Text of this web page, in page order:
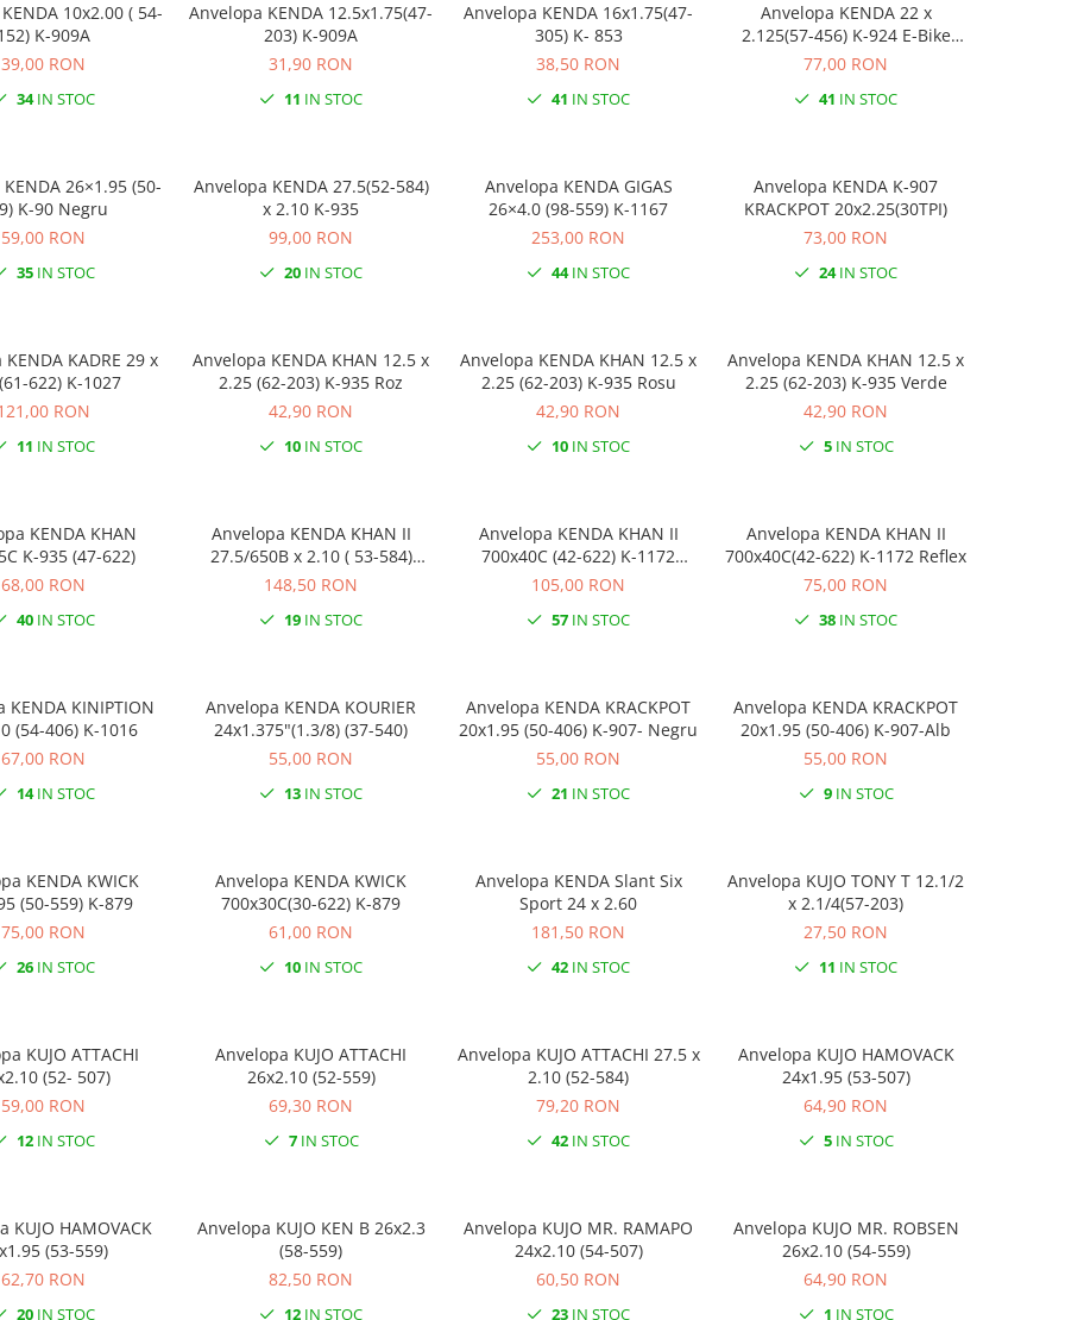
10x2.00 ( 54-
K-909A
39,00 RON
34IN STOC
Anvelopa KENDA 12.5x1.75(47-
203) K-909A
31,90 RON
11 IN STOC
Anvelopa KENDA 16x1.75(47-
305) K- 853
38,50 RON
41 IN STOC
Anvelopa KENDA 22 x
2.125(57-456) K-924 E-Bike
Negru
77,00 RON
41 IN STOC
26×1.95 (50-
K-90 Negru
59,00 RON
35 IN STOC
Anvelopa KENDA 27.5(52-584)
x 2.10 K-935
99,00 RON
20 IN STOC
Anvelopa KENDA GIGAS
26×4.0 (98-559) K-1167
253,00 RON
44IN STOC
Anvelopa KENDA K-907
KRACKPOT 20x2.25(30TPI)
73,00 RON
24IN STOC
KADRE 29 x
622) K-1027
RON
11 IN STOC
Anvelopa KENDA KHAN 12.5 x
2.25 (62-203) K-935 Roz
42,90 RON
10 IN STOC
Anvelopa KENDA KHAN 12.5 x
2.25 (62-203) K-935 Rosu
42,90 RON
10 IN STOC
Anvelopa KENDA KHAN 12.5 x
2.25 (62-203) K-935 Verde
42,90 RON
5IN STOC
KENDA KHAN
K-935 (47-622)
68,00 RON
40 IN STOC
Anvelopa KENDA KHAN II
27.5/650B x 2.10 ( 53-584)
Reflex E-Bike
148,50 RON
19 IN STOC
Anvelopa KENDA KHAN II
700x40C (42-622) K-1172
Crem/Reflex
105,00 RON
57 IN STOC
Anvelopa KENDA KHAN II
700x40C(42-622) K-1172 Reflex
75,00 RON
38 IN STOC
KENDA KINIPTION
(54-406) K-1016
67,00 RON
14IN STOC
Anvelopa KENDA KOURIER
24x1.375"(1.3/8) (37-540)
55,00 RON
13 IN STOC
Anvelopa KENDA KRACKPOT
20x1.95 (50-406) K-907- Negru
55,00 RON
21 IN STOC
Anvelopa KENDA KRACKPOT
20x1.95 (50-406) K-907-Alb
55,00 RON
9IN STOC
KENDA KWICK
(50-559) K-879
75,00 RON
26 IN STOC
Anvelopa KENDA KWICK
700x30C(30-622) K-879
61,00 RON
10 IN STOC
Anvelopa KENDA Slant Six
Sport 24 x 2.60
181,50 RON
42 IN STOC
Anvelopa KUJO TONY T 12.1/2
x 2.1/4(57-203)
27,50 RON
11 IN STOC
KUJO ATTACHI
(52- 507)
59,00 RON
12 IN STOC
Anvelopa KUJO ATTACHI
26x2.10 (52-559)
69,30 RON
7IN STOC
Anvelopa KUJO ATTACHI 27.5 x
2.10 (52-584)
79,20 RON
42 IN STOC
Anvelopa KUJO HAMOVACK
24x1.95 (53-507)
64,90 RON
5IN STOC
KUJO HAMOVACK
(53-559)
62,70 RON
20 IN STOC
Anvelopa KUJO KEN B 26x2.3
(58-559)
82,50 RON
12 IN STOC
Anvelopa KUJO MR. RAMAPO
24x2.10 (54-507)
60,50 RON
23 IN STOC
Anvelopa KUJO MR. ROBSEN
26x2.10 (54-559)
64,90 RON
1 IN STOC